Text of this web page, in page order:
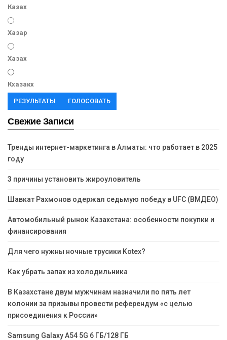
Казах
Хазар
Хазах
Кхазакх
РЕЗУЛЬТАТЫ ГОЛОСОВАТЬ
Свежие Записи
Тренды интернет-маркетинга в Алматы: что работает в 2025
году
3 причины установить жироуловитель
Шавкат Рахмонов одержал седьмую победу в UFC (ВМДЕО)
Автомобильный рынок Казахстана: особенности покупки и
финансирования
Для чего нужны ночные трусики Kotex?
Как убрать запах из холодильника
В Казахстане двум мужчинам назначили по пять лет
колонии за призывы провести референдум «с целью
присоединения к России»
Samsung Galaxy A54 5G 6 ГБ/128 ГБ